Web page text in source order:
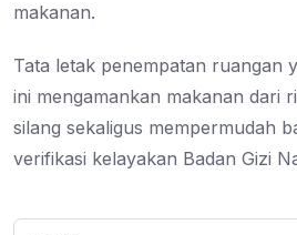
makanan.
Tata letak penempatan ruangan
ini mengamankan makanan dari
silang sekaligus mempermudah
verifikasi kelayakan Badan Gizi